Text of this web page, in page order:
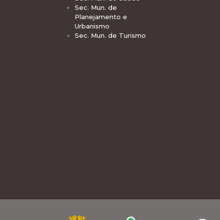
Sec. Mun. de
Planejamento e
Urbanismo
Sec. Mun. de Turismo